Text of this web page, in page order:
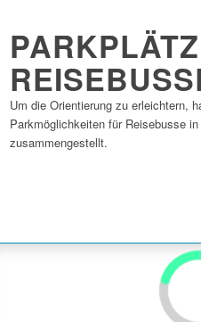
Um die Orientierung zu erleichtern,
Parkmöglichkeiten für Reisebusse
zusammengestellt.